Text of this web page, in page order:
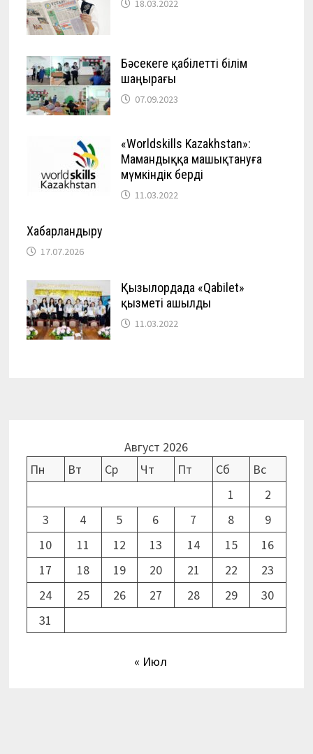
18.03.2022
Бәсекеге қабілетті білім
шаңырағы
07.09.2023
«Worldskills Kazakhstan»:
Мамандыққа машықтануға
мүмкіндік берді
11.03.2022
Хабарландыру
17.07.2026
Қызылордада «Qabilet»
қызметі ашылды
11.03.2022
Август 2026
Пн
Вт Ср Чт Пт Сб
Вс
1
2
3
4 5 6 7 8
9
10
11 12 13 14 15
16
17
18 19 20 21 22
23
24
25 26 27 28 29
30
31
« Июл